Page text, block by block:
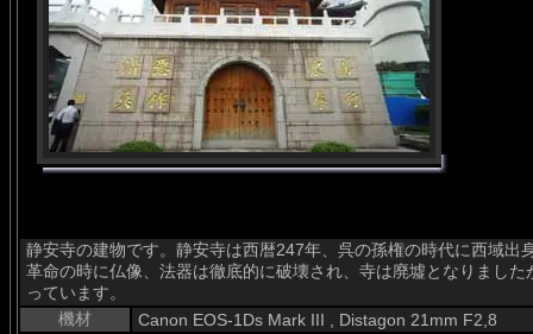
静安寺の建物です。静安寺は西暦247年、呉の孫権の時代に西域出
革命の時に仏像、法器は徹底的に破壊され、寺は廃墟となりまし
っています。
機材
Canon EOS-1Ds Mark III , Distagon 21mm F2,8